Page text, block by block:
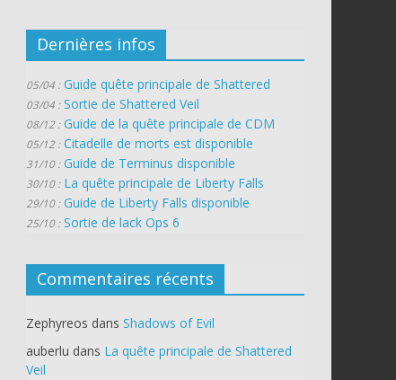
Dernières infos
05/04 : Guide quête principale de Shattered
03/04 : Sortie de Shattered Veil
08/12 : Guide de la quête principale de CDM
05/12 : Citadelle de morts est disponible
31/10 : Guide de Terminus disponible
30/10 : La quête principale de Liberty Falls
29/10 : Guide de Liberty Falls disponible
25/10 : Sortie de lack Ops 6
Commentaires récents
Zephyreos dans Shadows of Evil
auberlu dans La quête principale de Shattered
Veil